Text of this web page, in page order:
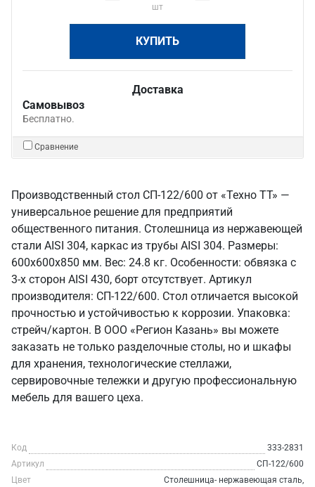
шт
КУПИТЬ
Доставка
Самовывоз
Бесплатно.
Сравнение
Производственный стол СП-122/600 от «Техно ТТ» —
универсальное решение для предприятий
общественного питания. Столешница из нержавеющей
стали AISI 304, каркас из трубы AISI 304. Размеры:
600x600x850 мм. Вес: 24.8 кг. Особенности: обвязка с
3-х сторон AISI 430, борт отсутствует. Артикул
производителя: СП-122/600. Стол отличается высокой
прочностью и устойчивостью к коррозии. Упаковка:
стрейч/картон. В ООО «Регион Казань» вы можете
заказать не только разделочные столы, но и шкафы
для хранения, технологические стеллажи,
сервировочные тележки и другую профессиональную
мебель для вашего цеха.
Код
333-2831
Артикул
СП-122/600
Цвет
Столешница- нержавеющая сталь,